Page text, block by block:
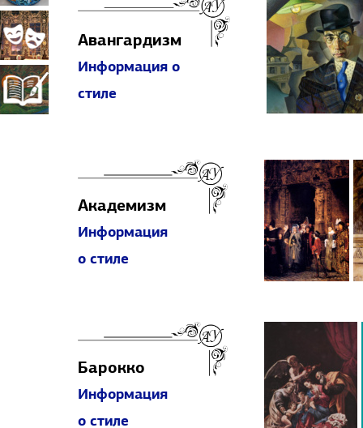
Авангардизм
Информация о
стиле
Академизм
Информация
о стиле
Барокко
Информация
о стиле
прикладное
Театрально-
Книжная